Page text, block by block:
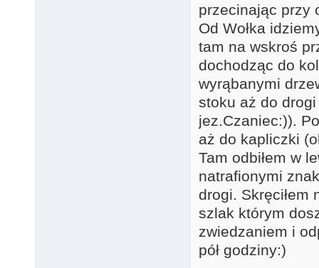
przecinając przy
Od Wołka
tam na wskroś
dochodząc do
wyrąbanymi
stoku aż do
jez.Czaniec:)).
aż do kapliczki
Tam odbiłem w
natrafionymi
drogi. Skręciłem
szlak którym
zwiedzaniem i
pół godziny:)